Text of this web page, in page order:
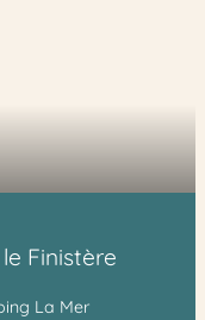
Finistère
La Mer